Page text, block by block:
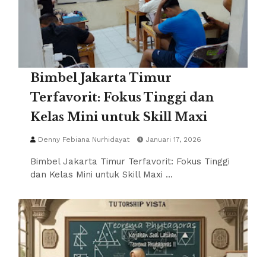
Bimbel Jakarta Timur
Terfavorit: Fokus Tinggi dan
Kelas Mini untuk Skill Maxi
Denny Febiana Nurhidayat Januari 17, 2026
Bimbel Jakarta Timur Terfavorit: Fokus Tinggi
dan Kelas Mini untuk Skill Maxi …